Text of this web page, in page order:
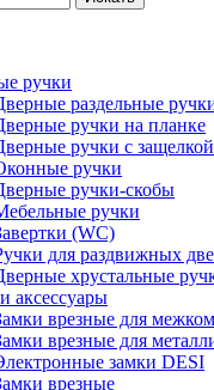
ручки
раздельные
ручки на планке
ручки с защелкой
ручки
ручки-скобы
ручки
(WC)
для раздвижных
хрустальные
аксессуары
врезные для
врезные для
замки DESI
врезные